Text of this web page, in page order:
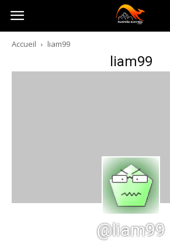
Australia-
australie.com
Accueil liam99
liam99
@liam99